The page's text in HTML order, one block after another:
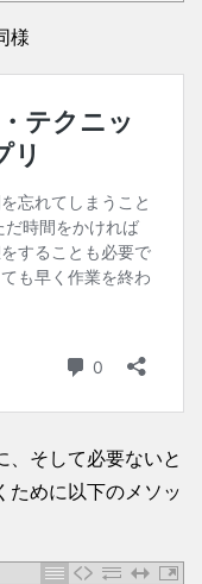
様
、そして必要ないと
ために以下のメソッ